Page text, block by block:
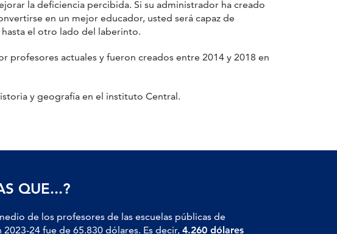
la deficiencia percibida. Si su administrador ha creado
en un mejor educador, usted será capaz de
el otro lado del laberinto.
actuales y fueron creados entre 2014 y 2018 en
y geografía en el instituto Central.
QUE...?
de los profesores de las escuelas públicas de
2023-24 fue de 65.830 dólares. Es decir, 4.260 dólares